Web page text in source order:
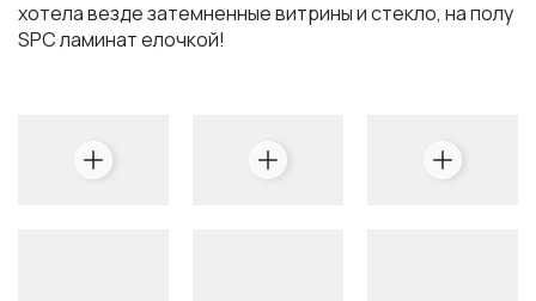
хотела везде затемненные витрины и стекло, на полу
SPC ламинат елочкой!